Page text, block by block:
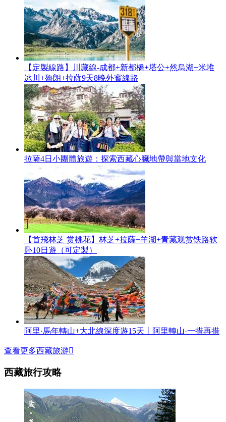
【定製線路】川藏線-成都+新都橋+塔公+然烏湖+米堆
冰川+魯朗+拉薩9天8晚外賓線路
拉薩4日小團體旅遊：探索西藏心臟地帶與當地文化
【首飛林芝 赏桃花】林芝+拉薩+羊湖+青藏观赏铁路软
卧10日遊（可定製）
阿里·馬年轉山+大北線深度遊15天丨阿里轉山·一措再措
查看更多西藏旅游
西藏旅行攻略